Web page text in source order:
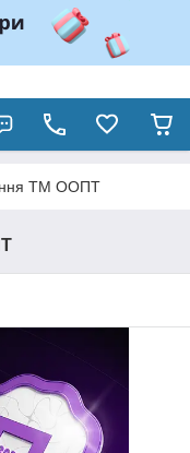
ТМ ООПТ